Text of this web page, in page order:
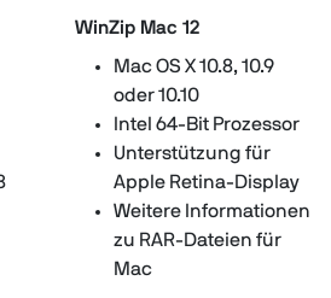
WinZip Mac 12
Mac OS X 10.8, 10.9
oder 10.10
Intel 64-Bit Prozessor
Unterstützung für
Apple Retina-Display
Weitere Informationen
zu RAR-Dateien für
Mac